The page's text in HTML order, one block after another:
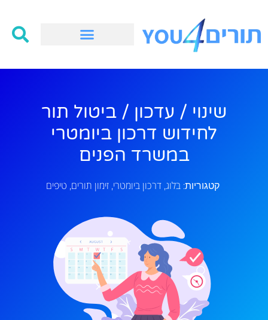
שינוי / עדכון / ביטול תור
לחידוש דרכון ביומטרי
במשרד הפנים
קטגוריות: בלוג,דרכון ביומטרי,זימון תורים, טיפים